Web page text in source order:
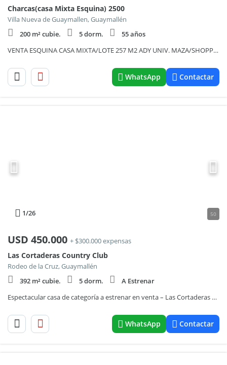
Charcas(casa Mixta Esquina) 2500
Villa Nueva de Guaymallen, Guaymallén
200 m² cubie.
5 dorm.
55 años
VENTA ESQUINA CASA MIXTA/LOTE 257 M2 ADY UNIV. MAZA/SHOPPING
WhatsApp Contactar
1/26 50
USD 450.000 + $300.000 expensas
Las Cortaderas Country Club
Rodeo de la Cruz, Guaymallén
392 m² cubie.
5 dorm.
A Estrenar
Espectacular casa de categoría a estrenar en venta – Las Cortaderas Country
WhatsApp Contactar